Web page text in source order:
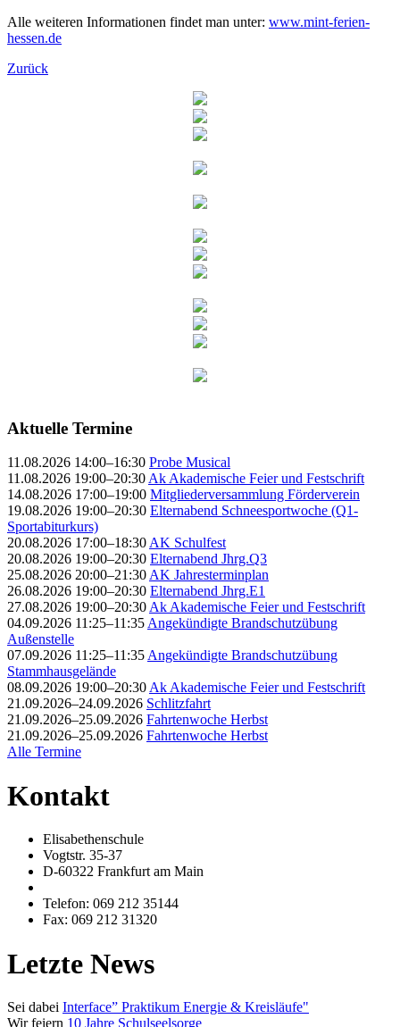
Alle weiteren Informationen findet man unter: www.mint-ferien-
hessen.de
Zurück
Aktuelle Termine
11.08.2026 14:00–16:30 Probe Musical
11.08.2026 19:00–20:30 Ak Akademische Feier und Festschrift
14.08.2026 17:00–19:00 Mitgliederversammlung Förderverein
19.08.2026 19:00–20:30 Elternabend Schneesportwoche (Q1-
Sportabiturkurs)
20.08.2026 17:00–18:30 AK Schulfest
20.08.2026 19:00–20:30 Elternabend Jhrg.Q3
25.08.2026 20:00–21:30 AK Jahresterminplan
26.08.2026 19:00–20:30 Elternabend Jhrg.E1
27.08.2026 19:00–20:30 Ak Akademische Feier und Festschrift
04.09.2026 11:25–11:35 Angekündigte Brandschutzübung
Außenstelle
07.09.2026 11:25–11:35 Angekündigte Brandschutzübung
Stammhausgelände
08.09.2026 19:00–20:30 Ak Akademische Feier und Festschrift
21.09.2026–24.09.2026 Schlitzfahrt
21.09.2026–25.09.2026 Fahrtenwoche Herbst
21.09.2026–25.09.2026 Fahrtenwoche Herbst
Alle Termine
Kontakt
Elisabethenschule
Vogtstr. 35-37
D-60322 Frankfurt am Main
Telefon: 069 212 35144
Fax: 069 212 31320
Letzte News
Sei dabei Interface” Praktikum Energie & Kreisläufe"
Wir feiern 10 Jahre Schulseelsorge